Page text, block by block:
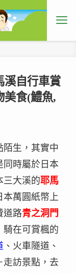
溪自行車賞
美食(鱧魚,
陌生，其實中
同時屬於日本
三大溪的耶馬
本萬圓紙幣上
道路青之洞門
騎在可賞楓的
、火車隧道、
走訪景點，去